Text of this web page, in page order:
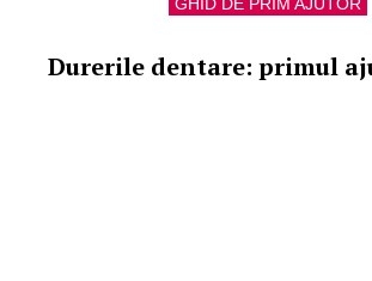
Durerile dentare: primul